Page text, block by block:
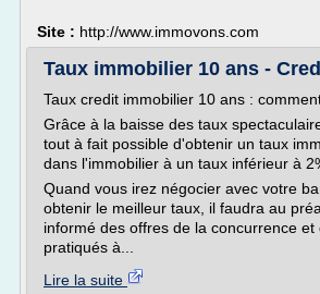
Site : http://www.immovons.com
Taux immobilier 10 ans -
Taux credit immobilier 10 ans :
Grâce à la baisse des taux
tout à fait possible d'obtenir un taux
dans l'immobilier à un taux inférieur à
Quand vous irez négocier avec votre
obtenir le meilleur taux, il faudra au
informé des offres de la concurrence et
pratiqués à...
Lire la suite